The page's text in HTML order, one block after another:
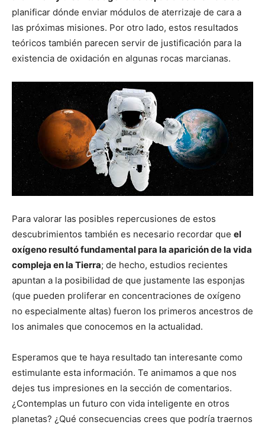
planificar dónde enviar módulos de aterrizaje de cara a
las próximas misiones. Por otro lado, estos resultados
teóricos también parecen servir de justificación para la
existencia de oxidación en algunas rocas marcianas.
Para valorar las posibles repercusiones de estos
descubrimientos también es necesario recordar que el
oxígeno resultó fundamental para la aparición de la vida
compleja en la Tierra; de hecho, estudios recientes
apuntan a la posibilidad de que justamente las esponjas
(que pueden proliferar en concentraciones de oxígeno
no especialmente altas) fueron los primeros ancestros de
los animales que conocemos en la actualidad.
Esperamos que te haya resultado tan interesante como
estimulante esta información. Te animamos a que nos
dejes tus impresiones en la sección de comentarios.
¿Contemplas un futuro con vida inteligente en otros
planetas? ¿Qué consecuencias crees que podría traernos